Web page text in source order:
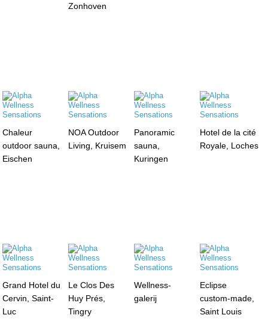
Zonhoven
Chaleur
outdoor sauna,
Eischen
NOA Outdoor
Living, Kruisem
Panoramic
sauna,
Kuringen
Hotel de la cité
Royale, Loches
Grand Hotel du
Cervin, Saint-
Luc
Le Clos Des
Huy Prés,
Tingry
Wellness-
galerij
Eclipse
custom-made,
Saint Louis